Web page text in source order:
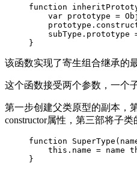
function
var prototype =
subType.prototype
}
该函数实现了寄生组合继承的
这个函数接受两个参数，一个
第一步创建父类原型的副本，
constructor属性，第三部将子
function
this.name = name
}